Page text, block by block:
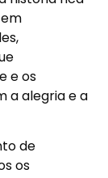
e os
a alegria e a
de
os